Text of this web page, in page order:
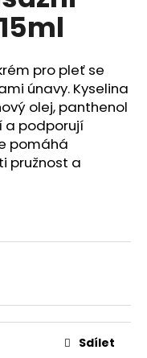
pro pleť se
únavy. Kyselina
olej, panthenol
a podporují
pomáhá
pružnost a
Sdílet